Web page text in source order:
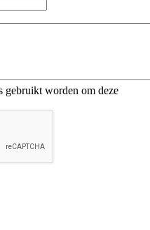
gebruikt worden om deze